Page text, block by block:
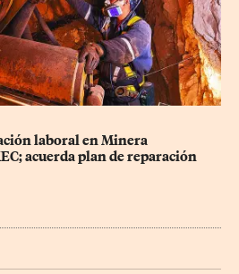
laboral en Minera
acuerda plan de reparación